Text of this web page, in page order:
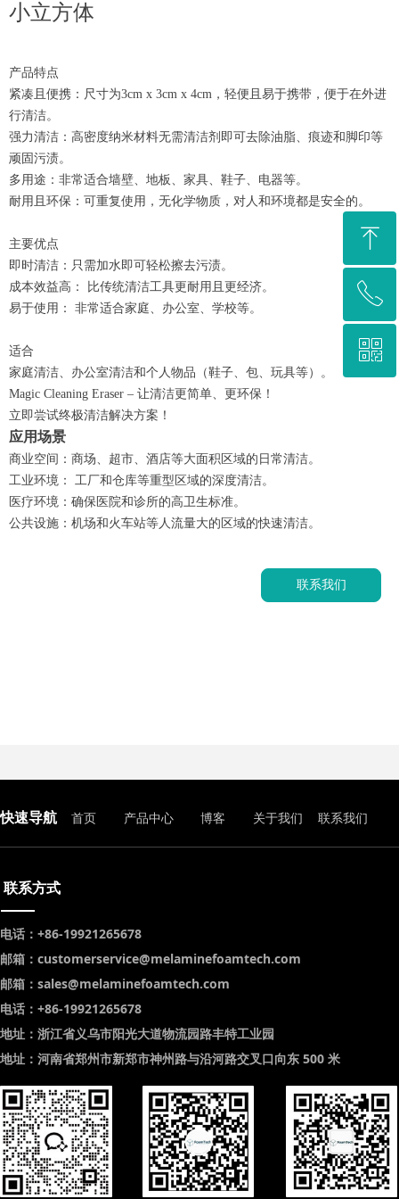
小立方体
产品特点
紧凑且便携：尺寸为3cm x 3cm x 4cm，轻便且易于携带，便于在外进
行清洁。
强力清洁：高密度纳米材料无需清洁剂即可去除油脂、痕迹和脚印等
顽固污渍。
多用途：非常适合墙壁、地板、家具、鞋子、电器等。
耐用且环保：可重复使用，无化学物质，对人和环境都是安全的。
主要优点
即时清洁：只需加水即可轻松擦去污渍。
成本效益高： 比传统清洁工具更耐用且更经济。
易于使用： 非常适合家庭、办公室、学校等。
适合
家庭清洁、办公室清洁和个人物品（鞋子、包、玩具等）。
Magic Cleaning Eraser – 让清洁更简单、更环保！
立即尝试终极清洁解决方案！
应用场景
商业空间：商场、超市、酒店等大面积区域的日常清洁。
工业环境： 工厂和仓库等重型区域的深度清洁。
医疗环境：确保医院和诊所的高卫生标准。
公共设施：机场和火车站等人流量大的区域的快速清洁。
联系我们
快速导航
联系方式
电话：+86-19921265678
邮箱：customerservice@melaminefoamtech.com
邮箱：sales@melaminefoamtech.com
电话：+86-19921265678
地址：浙江省义乌市阳光大道物流园路丰特工业园
地址：河南省郑州市新郑市神州路与沿河路交叉口向东 500 米
首页 产品中心 博客 关于我们 联系我们
ꁸ
回到顶部
ꂅ
19921265678
ꀥ